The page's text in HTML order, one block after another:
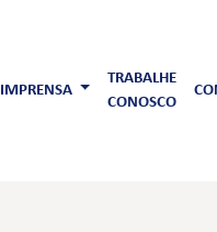
IMPRENSA
TRABALHE
CONOSCO